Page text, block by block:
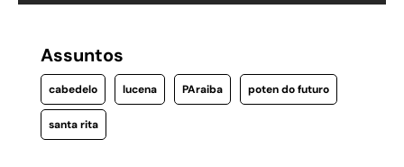
Assuntos
cabedelo lucena PAraiba poten do futuro
santa rita